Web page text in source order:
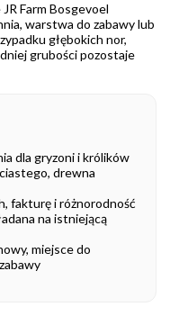
Farm Bosgevoel
warstwa do zabawy lub
głębokich nor,
grubości pozostaje
dla gryzoni i królików
drewna
fakturę i różnorodność
na istniejącą
miejsce do